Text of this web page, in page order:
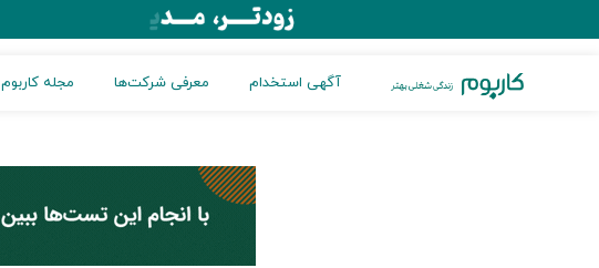
آگهی استخدام معرفی شرکت‌ها مجله کاربوم